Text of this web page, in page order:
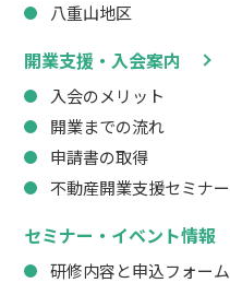
八重山地区
開業支援・入会案内
入会のメリット
開業までの流れ
申請書の取得
不動産開業支援セミナー
セミナー・イベント情報
研修内容と申込フォーム